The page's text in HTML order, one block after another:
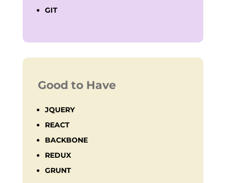
GIT
Good to Have
JQUERY
REACT
BACKBONE
REDUX
GRUNT